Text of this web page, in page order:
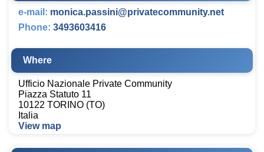
e-mail: monica.passini@privatecommunity.net
Phone: 3493603416
Where
Ufficio Nazionale Private Community
Piazza Statuto 11
10122 TORINO (TO)
Italia
View map